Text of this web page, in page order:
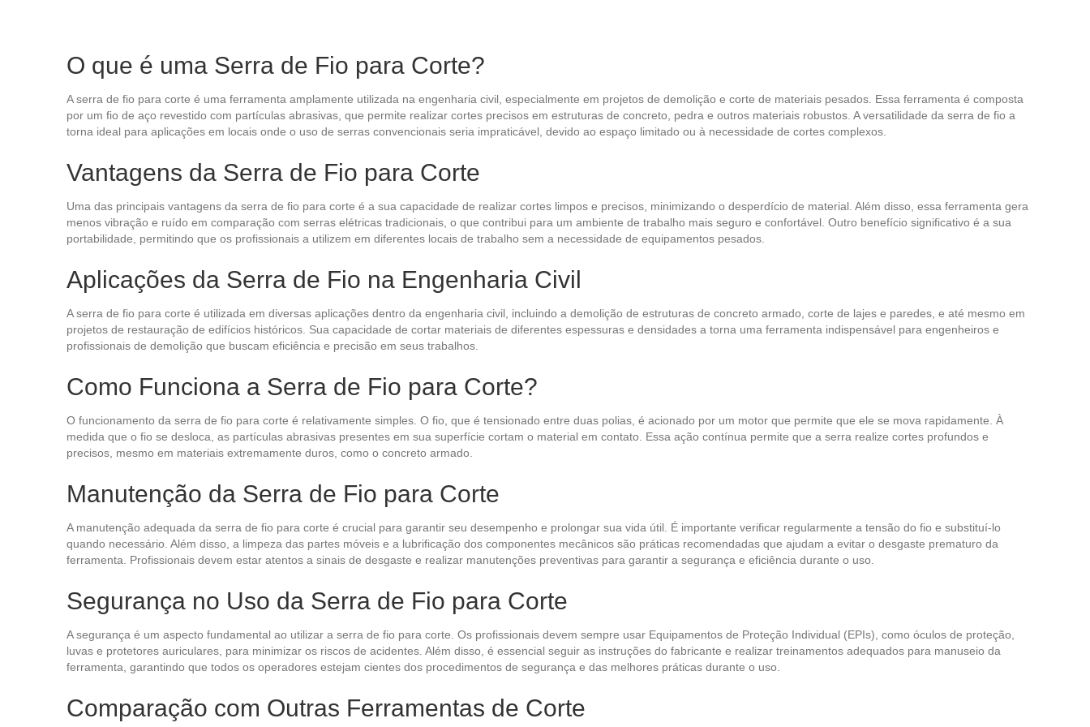
O que é uma Serra de Fio para Corte?
A serra de fio para corte é uma ferramenta amplamente utilizada na engenharia civil, especialmente em projetos de demolição e corte de materiais pesados. Essa ferramenta é composta
por um fio de aço revestido com partículas abrasivas, que permite realizar cortes precisos em estruturas de concreto, pedra e outros materiais robustos. A versatilidade da serra de fio a
torna ideal para aplicações em locais onde o uso de serras convencionais seria impraticável, devido ao espaço limitado ou à necessidade de cortes complexos.
Vantagens da Serra de Fio para Corte
Uma das principais vantagens da serra de fio para corte é a sua capacidade de realizar cortes limpos e precisos, minimizando o desperdício de material. Além disso, essa ferramenta gera
menos vibração e ruído em comparação com serras elétricas tradicionais, o que contribui para um ambiente de trabalho mais seguro e confortável. Outro benefício significativo é a sua
portabilidade, permitindo que os profissionais a utilizem em diferentes locais de trabalho sem a necessidade de equipamentos pesados.
Aplicações da Serra de Fio na Engenharia Civil
A serra de fio para corte é utilizada em diversas aplicações dentro da engenharia civil, incluindo a demolição de estruturas de concreto armado, corte de lajes e paredes, e até mesmo em
projetos de restauração de edifícios históricos. Sua capacidade de cortar materiais de diferentes espessuras e densidades a torna uma ferramenta indispensável para engenheiros e
profissionais de demolição que buscam eficiência e precisão em seus trabalhos.
Como Funciona a Serra de Fio para Corte?
O funcionamento da serra de fio para corte é relativamente simples. O fio, que é tensionado entre duas polias, é acionado por um motor que permite que ele se mova rapidamente. À
medida que o fio se desloca, as partículas abrasivas presentes em sua superfície cortam o material em contato. Essa ação contínua permite que a serra realize cortes profundos e
precisos, mesmo em materiais extremamente duros, como o concreto armado.
Manutenção da Serra de Fio para Corte
A manutenção adequada da serra de fio para corte é crucial para garantir seu desempenho e prolongar sua vida útil. É importante verificar regularmente a tensão do fio e substituí-lo
quando necessário. Além disso, a limpeza das partes móveis e a lubrificação dos componentes mecânicos são práticas recomendadas que ajudam a evitar o desgaste prematuro da
ferramenta. Profissionais devem estar atentos a sinais de desgaste e realizar manutenções preventivas para garantir a segurança e eficiência durante o uso.
Segurança no Uso da Serra de Fio para Corte
A segurança é um aspecto fundamental ao utilizar a serra de fio para corte. Os profissionais devem sempre usar Equipamentos de Proteção Individual (EPIs), como óculos de proteção,
luvas e protetores auriculares, para minimizar os riscos de acidentes. Além disso, é essencial seguir as instruções do fabricante e realizar treinamentos adequados para manuseio da
ferramenta, garantindo que todos os operadores estejam cientes dos procedimentos de segurança e das melhores práticas durante o uso.
Comparação com Outras Ferramentas de Corte